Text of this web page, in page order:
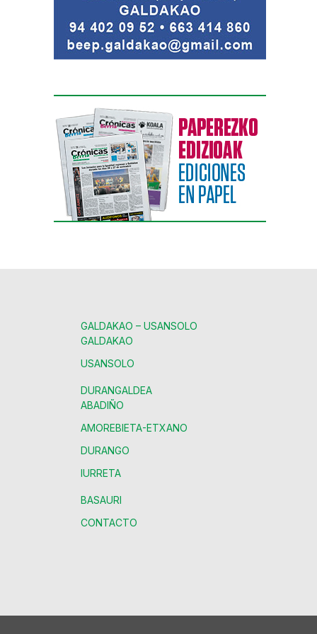
GALDAKAO – USANSOLO
GALDAKAO
USANSOLO
DURANGALDEA
ABADIÑO
AMOREBIETA-ETXANO
DURANGO
IURRETA
BASAURI
CONTACTO